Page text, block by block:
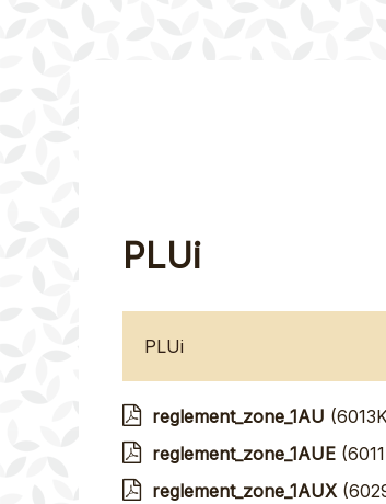
PLUi
PLUi
reglement_zone_1AU
reglement_zone_1AUE
reglement_zone_1AUX